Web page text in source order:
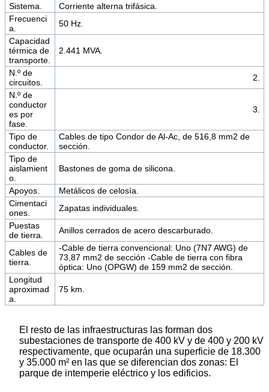
Sistema.
Corriente alterna trifásica.
Frecuenci
a.
50 Hz.
Capacidad
térmica de
transporte.
2.441 MVA.
N.º de
circuitos.
2.
N.º de
conductor
es por
fase.
3.
Tipo de
conductor.
Cables de tipo Condor de Al-Ac, de 516,8 mm2 de
sección.
Tipo de
aislamient
o.
Bastones de goma de silicona.
Apoyos.
Metálicos de celosía.
Cimentaci
ones.
Zapatas individuales.
Puestas
de tierra.
Anillos cerrados de acero descarburado.
Cables de
tierra.
-Cable de tierra convencional: Uno (7N7 AWG) de
73,87 mm2 de sección -Cable de tierra con fibra
óptica: Uno (OPGW) de 159 mm2 de sección.
Longitud
aproximad
a.
75 km.
El resto de las infraestructuras las forman dos
subestaciones de transporte de 400 kV y de 400 y 200 kV
respectivamente, que ocuparán una superficie de 18.300
y 35.000 m² en las que se diferencian dos zonas: El
parque de intemperie eléctrico y los edificios.